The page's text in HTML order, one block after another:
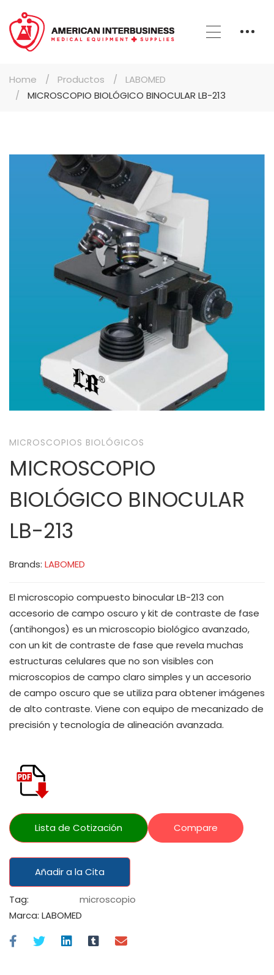
Home Productos
LABOMED
MICROSCOPIO BIOLÓGICO BINOCULAR LB-213
MICROSCOPIOS BIOLÓGICOS
MICROSCOPIO
BIOLÓGICO BINOCULAR
LB-213
Brands: LABOMED
El microscopio compuesto binocular LB-213 con
accesorio de campo oscuro y kit de contraste de fase
(antihongos) es un microscopio biológico avanzado,
con un kit de contraste de fase que revela muchas
estructuras celulares que no son visibles con
microscopios de campo claro simples y un accesorio
de campo oscuro que se utiliza para obtener imágenes
de alto contraste. Viene con equipo de mecanizado de
precisión y tecnología de alineación avanzada.
Lista de Cotización Compare
Añadir a la Cita
Tag:
microscopio
Marca: LABOMED